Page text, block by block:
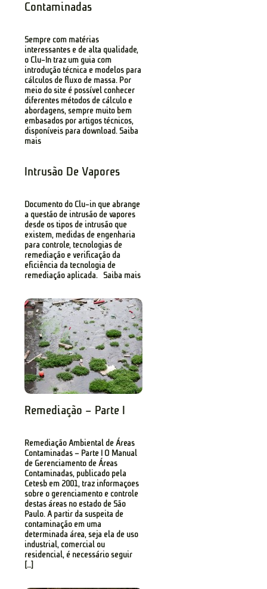
Contaminadas
Sempre com matérias
interessantes e de alta qualidade,
o Clu-In traz um guia com
introdução técnica e modelos para
cálculos de fluxo de massa. Por
meio do site é possível conhecer
diferentes métodos de cálculo e
abordagens, sempre muito bem
embasados por artigos técnicos,
disponíveis para download. Saiba
mais
Intrusão De Vapores
Documento do Clu-in que abrange
a questão de intrusão de vapores
desde os tipos de intrusão que
existem, medidas de engenharia
para controle, tecnologias de
remediação e verificação da
eficiência da tecnologia de
remediação aplicada. Saiba mais
Remediação – Parte I
Remediação Ambiental de Áreas
Contaminadas – Parte I O Manual
de Gerenciamento de Áreas
Contaminadas, publicado pela
Cetesb em 2001, traz informações
sobre o gerenciamento e controle
destas áreas no estado de São
Paulo. A partir da suspeita de
contaminação em uma
determinada área, seja ela de uso
industrial, comercial ou
residencial, é necessário seguir
[…]